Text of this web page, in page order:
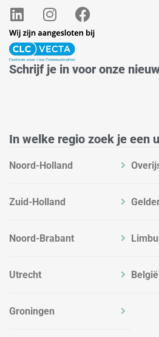
L
i
n
k
e
I
n
s
t
a
F
a
c
b
Schrijf je in voor onze
In welke regio zoek je een
Noord-Holland
Zuid-Holland
Noord-Brabant
Utrecht
Groningen
België